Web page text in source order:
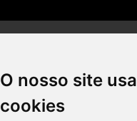
O nosso site usa
cookies